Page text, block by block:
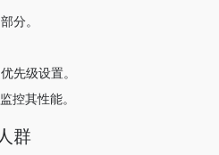
分。
先级设置。
控其性能。
群